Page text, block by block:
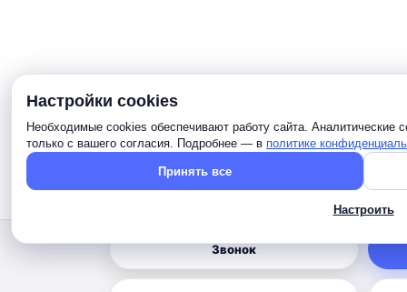
Настройки cookies
Необходимые cookies обеспечивают работу сайта.
только с вашего согласия. Подробнее — в политике
Принять все
Настроить
Звонок